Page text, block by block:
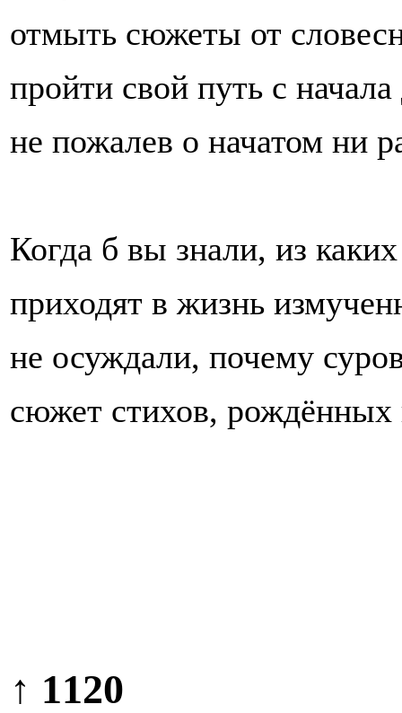
отмыть сюжеты от
пройти свой путь с
не пожалев о начатом ни
Когда б вы знали, из
приходят в жизнь
не осуждали, почему
сюжет стихов, рождённых
↑ 1120